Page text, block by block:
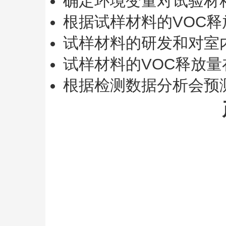
根据试样材料的VOC
试样材料的研发和对
试样材料的VOC释放
根据检测数据分析会